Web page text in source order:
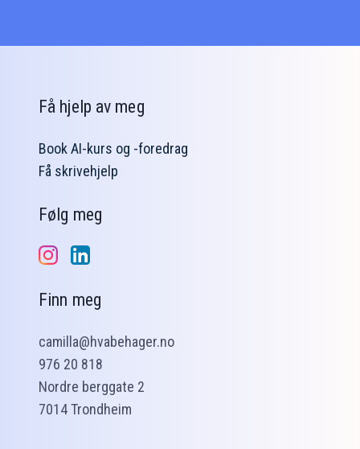
Få hjelp av meg
Book AI-kurs og -foredrag
Få skrivehjelp
Følg meg
Finn meg
camilla@hvabehager.no
976 20 818
Nordre berggate 2
7014 Trondheim